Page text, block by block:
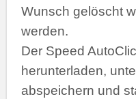
Wunsch gelöscht
werden.
Der Speed
herunterladen,
abspeichern und